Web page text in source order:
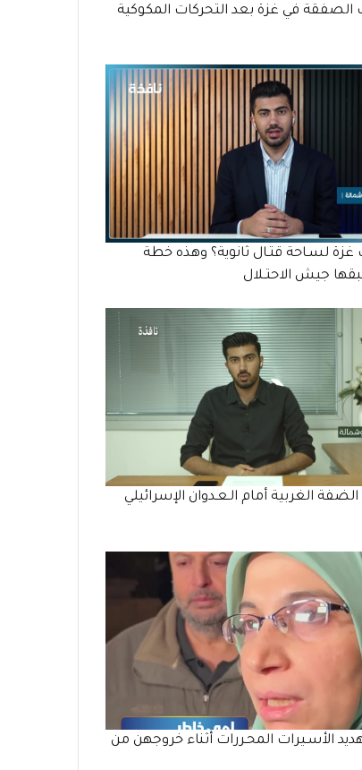
الصفقة في غزة بعد التحركات المكوكية
لسـاحة قتـال ثانوية؟ وهذه خطة
جيش الاحتـلال
الغربية أمام الـعـدوان الإسرائيلي
الأسـيرات المحـررات أثناء خروجهن من